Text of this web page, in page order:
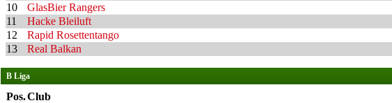
10
GlasBier Rangers
11
Hacke Bleiluft
12
Rapid Rosettentango
13
Real Balkan
B Liga
Pos.Club